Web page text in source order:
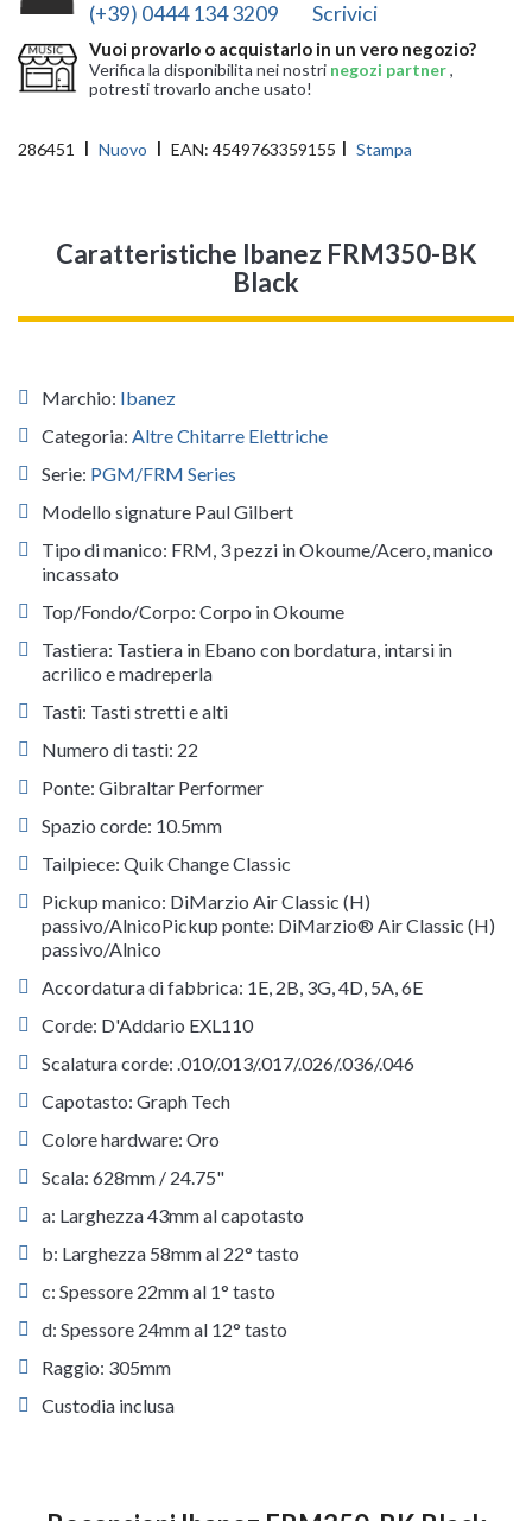
(+39) 0444 134 3209 Scrivici
Vuoi provarlo o acquistarlo in un vero negozio?
Verifica la disponibilita nei nostri negozi partner,
potresti trovarlo anche usato!
286451 Nuovo EAN: 4549763359155 Stampa
Caratteristiche Ibanez FRM350-BK
Black
Marchio: Ibanez
Categoria: Altre Chitarre Elettriche
Serie: PGM/FRM Series
Modello signature Paul Gilbert
Tipo di manico: FRM, 3 pezzi in Okoume/Acero, manico
incassato
Top/Fondo/Corpo: Corpo in Okoume
Tastiera: Tastiera in Ebano con bordatura, intarsi in
acrilico e madreperla
Tasti: Tasti stretti e alti
Numero di tasti: 22
Ponte: Gibraltar Performer
Spazio corde: 10.5mm
Tailpiece: Quik Change Classic
Pickup manico: DiMarzio Air Classic (H)
passivo/AlnicoPickup ponte: DiMarzio® Air Classic (H)
passivo/Alnico
Accordatura di fabbrica: 1E, 2B, 3G, 4D, 5A, 6E
Corde: D'Addario EXL110
Scalatura corde: .010/.013/.017/.026/.036/.046
Capotasto: Graph Tech
Colore hardware: Oro
Scala: 628mm / 24.75"
a: Larghezza 43mm al capotasto
b: Larghezza 58mm al 22° tasto
c: Spessore 22mm al 1° tasto
d: Spessore 24mm al 12° tasto
Raggio: 305mm
Custodia inclusa